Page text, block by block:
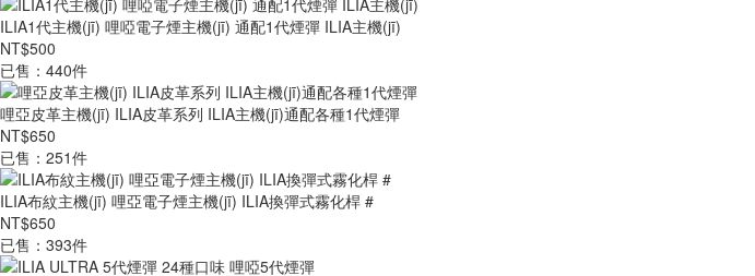
ILIA1代主機(jī) 哩啞電子煙主機(jī) 通配1代煙彈 ILIA主機(jī)
NT$500
已售：440件
哩亞皮革主機(jī) ILIA皮革系列 ILIA主機(jī)通配各種1代煙彈
NT$650
已售：251件
ILIA布紋主機(jī) 哩亞電子煙主機(jī) ILIA換彈式霧化桿 #
NT$650
已售：393件